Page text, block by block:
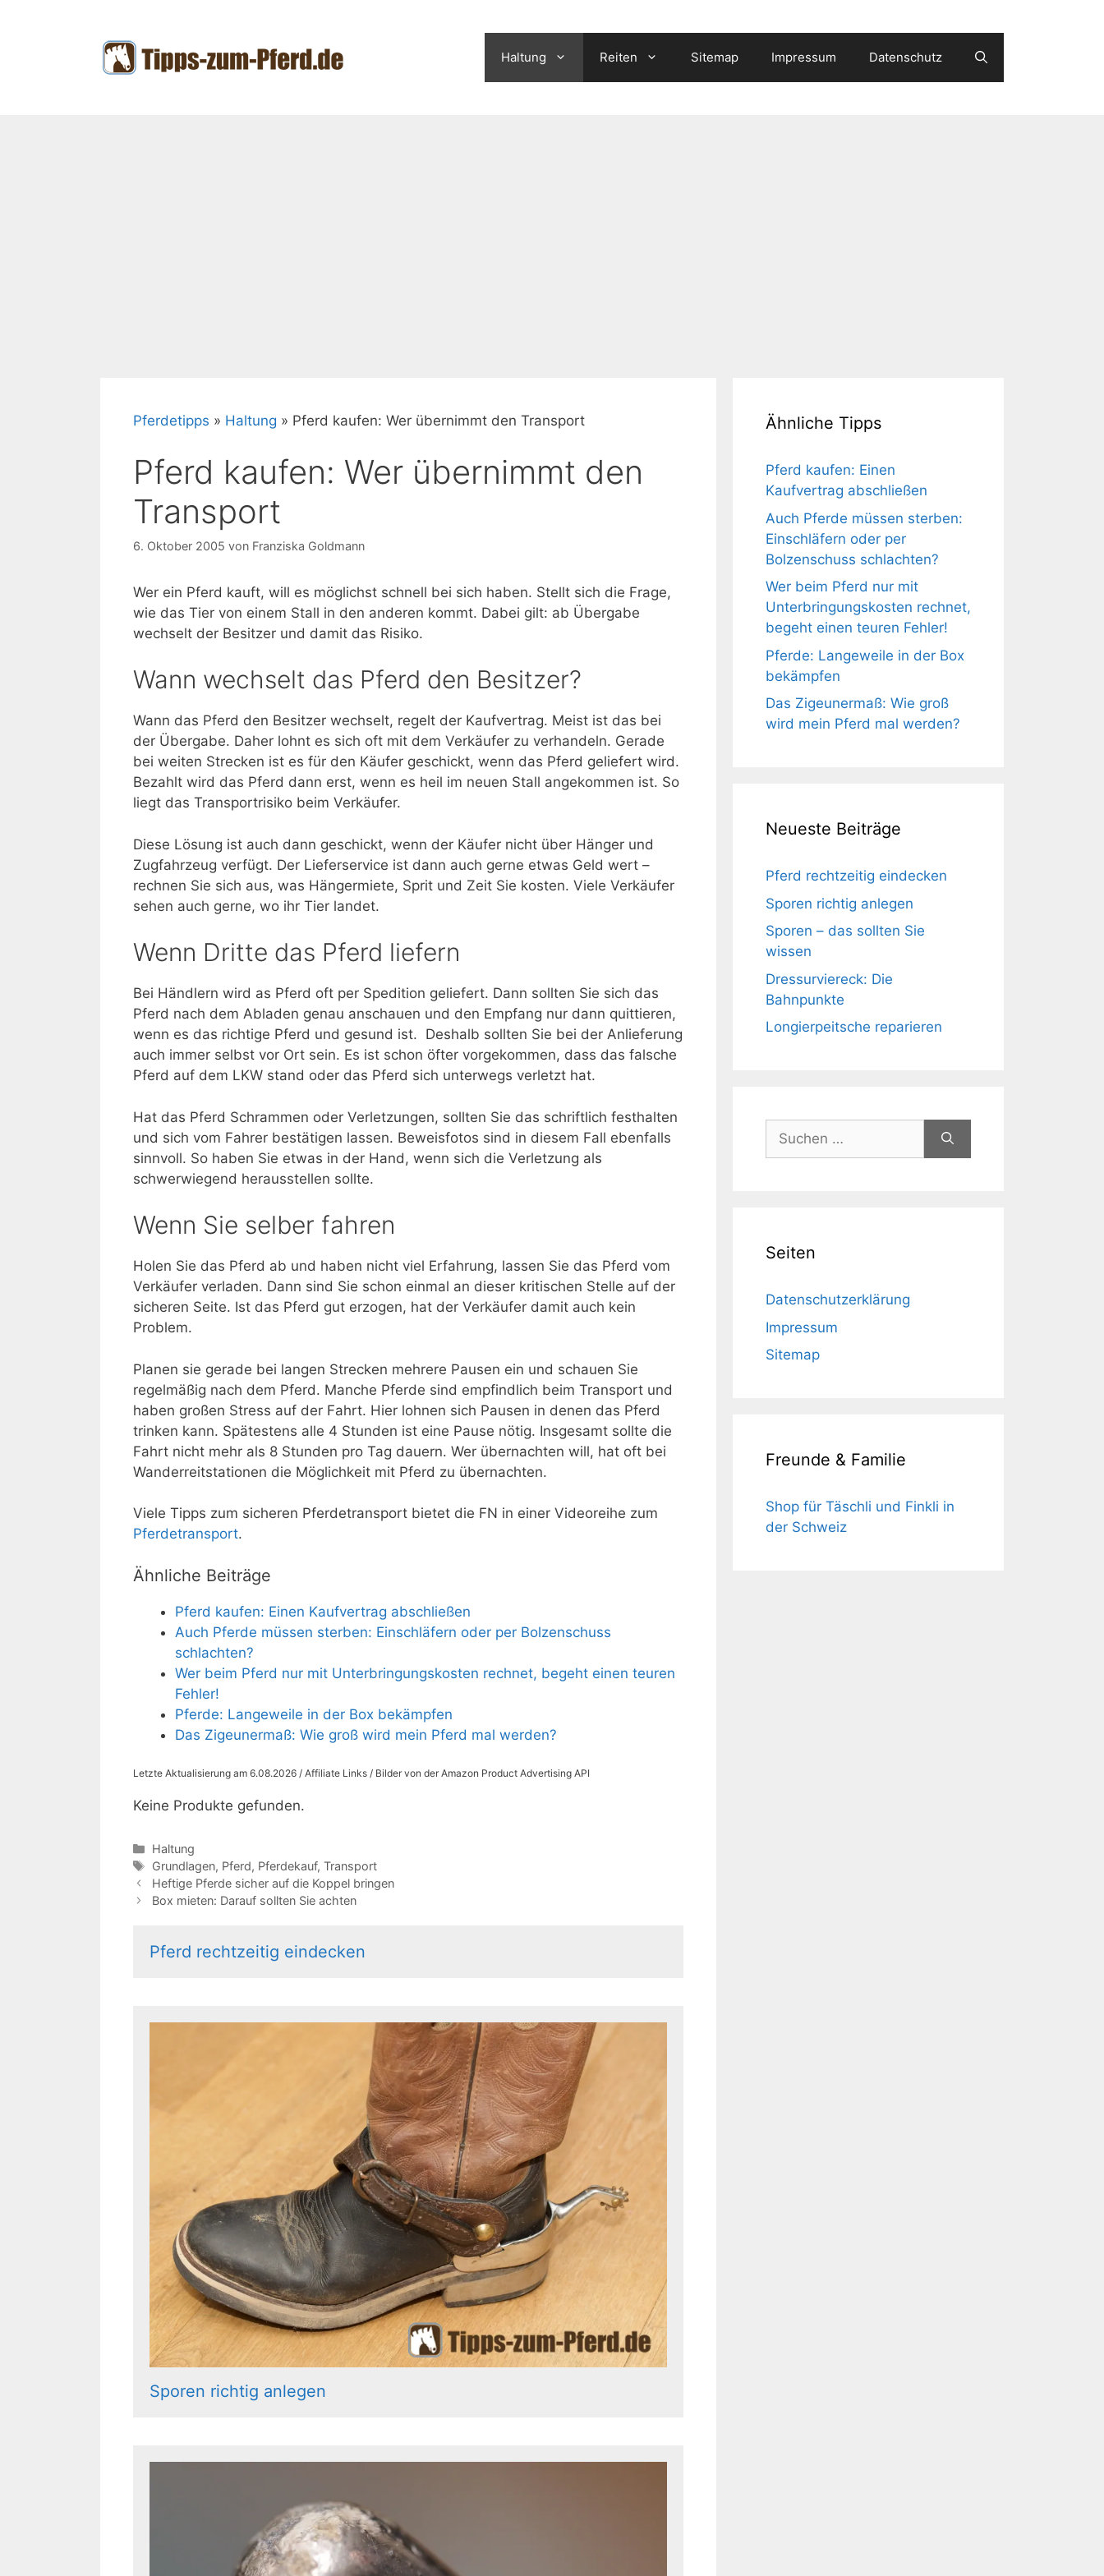
Haltung Reiten Sitemap Impressum Datenschutz
Pferdetipps » Haltung » Pferd kaufen: Wer übernimmt den Transport
Pferd kaufen: Wer übernimmt den
Transport
6. Oktober 2005 von Franziska Goldmann
Wer ein Pferd kauft, will es möglichst schnell bei sich haben. Stellt sich die Frage,
wie das Tier von einem Stall in den anderen kommt. Dabei gilt: ab Übergabe
wechselt der Besitzer und damit das Risiko.
Wann wechselt das Pferd den Besitzer?
Wann das Pferd den Besitzer wechselt, regelt der Kaufvertrag. Meist ist das bei
der Übergabe. Daher lohnt es sich oft mit dem Verkäufer zu verhandeln. Gerade
bei weiten Strecken ist es für den Käufer geschickt, wenn das Pferd geliefert wird.
Bezahlt wird das Pferd dann erst, wenn es heil im neuen Stall angekommen ist. So
liegt das Transportrisiko beim Verkäufer.
Diese Lösung ist auch dann geschickt, wenn der Käufer nicht über Hänger und
Zugfahrzeug verfügt. Der Lieferservice ist dann auch gerne etwas Geld wert –
rechnen Sie sich aus, was Hängermiete, Sprit und Zeit Sie kosten. Viele Verkäufer
sehen auch gerne, wo ihr Tier landet.
Wenn Dritte das Pferd liefern
Bei Händlern wird as Pferd oft per Spedition geliefert. Dann sollten Sie sich das
Pferd nach dem Abladen genau anschauen und den Empfang nur dann quittieren,
wenn es das richtige Pferd und gesund ist. Deshalb sollten Sie bei der Anlieferung
auch immer selbst vor Ort sein. Es ist schon öfter vorgekommen, dass das falsche
Pferd auf dem LKW stand oder das Pferd sich unterwegs verletzt hat.
Hat das Pferd Schrammen oder Verletzungen, sollten Sie das schriftlich festhalten
und sich vom Fahrer bestätigen lassen. Beweisfotos sind in diesem Fall ebenfalls
sinnvoll. So haben Sie etwas in der Hand, wenn sich die Verletzung als
schwerwiegend herausstellen sollte.
Wenn Sie selber fahren
Holen Sie das Pferd ab und haben nicht viel Erfahrung, lassen Sie das Pferd vom
Verkäufer verladen. Dann sind Sie schon einmal an dieser kritischen Stelle auf der
sicheren Seite. Ist das Pferd gut erzogen, hat der Verkäufer damit auch kein
Problem.
Planen sie gerade bei langen Strecken mehrere Pausen ein und schauen Sie
regelmäßig nach dem Pferd. Manche Pferde sind empfindlich beim Transport und
haben großen Stress auf der Fahrt. Hier lohnen sich Pausen in denen das Pferd
trinken kann. Spätestens alle 4 Stunden ist eine Pause nötig. Insgesamt sollte die
Fahrt nicht mehr als 8 Stunden pro Tag dauern. Wer übernachten will, hat oft bei
Wanderreitstationen die Möglichkeit mit Pferd zu übernachten.
Viele Tipps zum sicheren Pferdetransport bietet die FN in einer Videoreihe zum
Pferdetransport.
Ähnliche Beiträge
Pferd kaufen: Einen Kaufvertrag abschließen
Auch Pferde müssen sterben: Einschläfern oder per Bolzenschuss
schlachten?
Wer beim Pferd nur mit Unterbringungskosten rechnet, begeht einen teuren
Fehler!
Pferde: Langeweile in der Box bekämpfen
Das Zigeunermaß: Wie groß wird mein Pferd mal werden?
Letzte Aktualisierung am 6.08.2026 / Affiliate Links / Bilder von der Amazon Product Advertising API
Keine Produkte gefunden.
Kategorien
Haltung
Schlagwörter
Grundlagen, Pferd, Pferdekauf,Transport
Heftige Pferde sicher auf die Koppel bringen
Box mieten: Darauf sollten Sie achten
Pferd rechtzeitig eindecken
Sporen richtig anlegen
Ähnliche Tipps
Pferd kaufen: Einen
Kaufvertrag abschließen
Auch Pferde müssen sterben:
Einschläfern oder per
Bolzenschuss schlachten?
Wer beim Pferd nur mit
Unterbringungskosten rechnet,
begeht einen teuren Fehler!
Pferde: Langeweile in der Box
bekämpfen
Das Zigeunermaß: Wie groß
wird mein Pferd mal werden?
Neueste Beiträge
Pferd rechtzeitig eindecken
Sporen richtig anlegen
Sporen – das sollten Sie
wissen
Dressurviereck: Die
Bahnpunkte
Longierpeitsche reparieren
Suchen
nach:
Seiten
Datenschutzerklärung
Impressum
Sitemap
Freunde & Familie
Shop für Täschli und Finkli in
der Schweiz